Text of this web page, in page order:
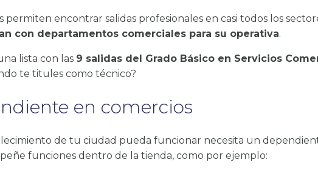
permiten encontrar salidas profesionales en casi todos los
con departamentos comerciales para su operativa.
lista con las 9 salidas del Grado Básico en Servicios
te titules como técnico?
en comercios
de tu ciudad pueda funcionar necesita un
funciones dentro de la tienda, como por ejemplo: